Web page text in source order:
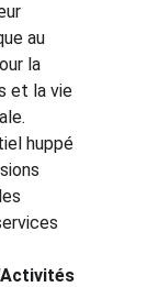
au
la
et la vie
huppé